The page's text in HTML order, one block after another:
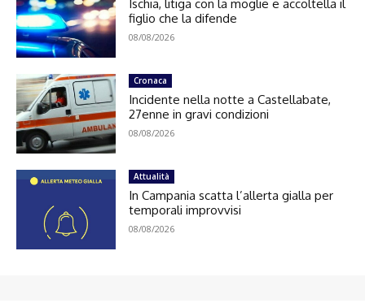
Ischia, litiga con la moglie e accoltella il
figlio che la difende
08/08/2026
Cronaca
Incidente nella notte a Castellabate,
27enne in gravi condizioni
08/08/2026
Attualità
In Campania scatta l’allerta gialla per
temporali improvvisi
08/08/2026